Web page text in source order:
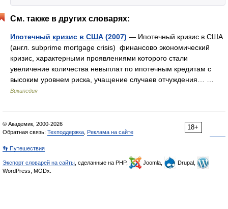
См. также в других словарях:
Ипотечный кризис в США (2007) — Ипотечный кризис в США
(англ. subprime mortgage crisis) финансово экономический
кризис, характерными проявлениями которого стали
увеличение количества невыплат по ипотечным кредитам с
высоким уровнем риска, учащение случаев отчуждения… …
Википедия
18+
© Академик, 2000-2026
Обратная связь: Техподдержка Реклама на сайте
👣 Путешествия
Экспорт словарей на сайты , сделанные на PHP, Joomla,
Drupal,
WordPress, MODx.